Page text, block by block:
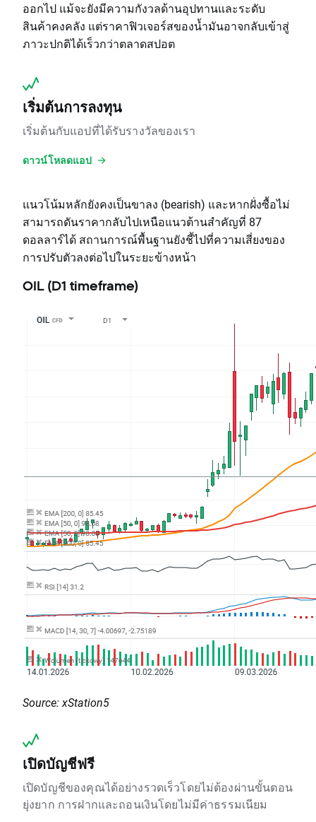
ออกไป แม้จะยังมีความกังวลด้านอุปทานและระดับ
สินค้าคงคลัง แต่ราคาฟิวเจอร์สของน้ำมันอาจกลับเข้าสู่
ภาวะปกติได้เร็วกว่าตลาดสปอต
เริ่มต้นการลงทุน
เริ่มต้นกับแอปที่ได้รับรางวัลของเรา
ดาวน์โหลดแอป
แนวโน้มหลักยังคงเป็นขาลง (bearish) และหากฝั่งซื้อไม่
สามารถดันราคากลับไปเหนือแนวต้านสำคัญที่ 87
ดอลลาร์ได้ สถานการณ์พื้นฐานยังชี้ไปที่ความเสี่ยงของ
การปรับตัวลงต่อไปในระยะข้างหน้า
OIL (D1 timeframe)
Source: xStation5
เปิดบัญชีฟรี
เปิดบัญชีของคุณได้อย่างรวดเร็วโดยไม่ต้องผ่านขั้นตอน
ยุ่งยาก การฝากและถอนเงินโดยไม่มีค่าธรรมเนียม